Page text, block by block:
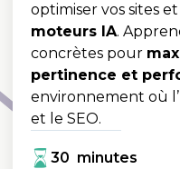
optimiser vos sites
moteurs IA.
concrètes pour
pertinence et
environnement où
et le SEO.
30 minutes